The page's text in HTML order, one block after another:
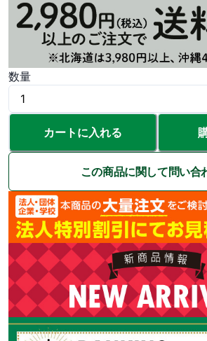
数量
カートに入れる
この商品に関して問い合